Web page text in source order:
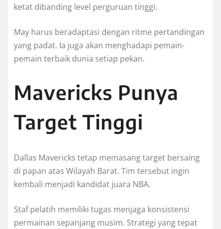
ketat dibanding level perguruan tinggi.
May harus beradaptasi dengan ritme pertandingan
yang padat. Ia juga akan menghadapi pemain-
pemain terbaik dunia setiap pekan.
Mavericks Punya
Target Tinggi
Dallas Mavericks tetap memasang target bersaing
di papan atas Wilayah Barat. Tim tersebut ingin
kembali menjadi kandidat juara NBA.
Staf pelatih memiliki tugas menjaga konsistensi
permainan sepanjang musim. Strategi yang tepat